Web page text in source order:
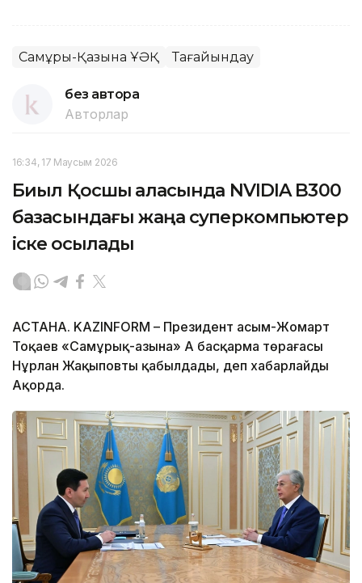
Самұрық-Қазына ҰӘҚ Тағайындау
без автора
Авторлар
16:34, 17 Маусым 2026
Биыл Қосшы қаласында NVIDIA B300
базасындағы жаңа суперкомпьютер
іске қосылады
АСТАНА. KAZINFORM – Президент Қасым-Жомарт
Тоқаев «Самұрық-Қазына» АҚ басқарма төрағасы
Нұрлан Жақыповты қабылдады, деп хабарлайды
Ақорда.